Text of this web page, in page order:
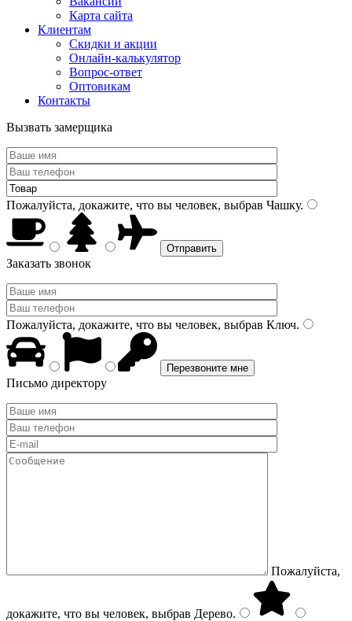
Карта сайта
Клиентам
Скидки и акции
Онлайн-калькулятор
Вопрос-ответ
Оптовикам
Контакты
Вызвать замерщика
Пожалуйста, докажите, что вы человек, выбрав Чашку.
Заказать звонок
Пожалуйста, докажите, что вы человек, выбрав Ключ.
Письмо директору
Пожалуйста,
докажите, что вы человек, выбрав Дерево.